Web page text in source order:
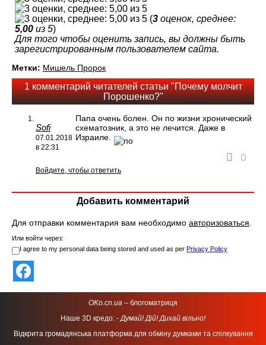
(3 оценок, среднее:
5,00 из 5)
Для того чтобы оценить запись, вы должны быть
зарегистрированным пользователем сайта.
Метки: Мишель Пророк
1 комментарий читателей статьи "Почему молчит
Порошенко?"
Sofi
07.01.2018
в 22:31
Папа очень болен. Он по жизни хронический
схематозник, а это не лечится. Даже в
Израиле.
0
Войдите, чтобы ответить
Добавить комментарий
Для отправки комментария вам необходимо авторизоваться.
Или войти через:
I agree to my personal data being stored and used as per Privacy Policy
OKo.cn.ua – блогоматриця
Наше 3D кредо: -Думай! Дій! Дихай вільно!
Відкрита громадянська платформа для обміну думками та спілкування